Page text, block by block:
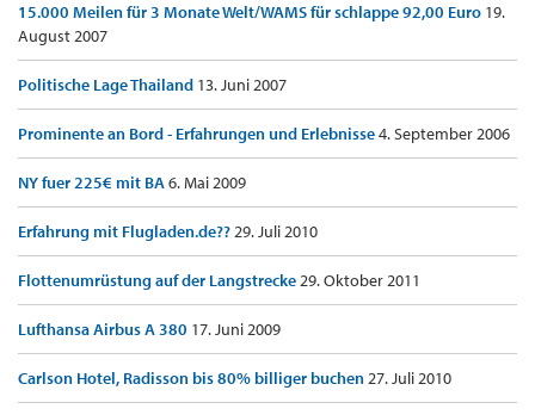
15.000 Meilen für 3 Monate Welt/WAMS für schlappe 92,00 Euro 19.
August 2007
Politische Lage Thailand 13. Juni 2007
Prominente an Bord - Erfahrungen und Erlebnisse4. September 2006
NY fuer 225€ mit BA6. Mai 2009
Erfahrung mit Flugladen.de??29. Juli 2010
Flottenumrüstung auf der Langstrecke29. Oktober 2011
Lufthansa Airbus A 380 17. Juni 2009
Carlson Hotel, Radisson bis 80% billiger buchen27. Juli 2010